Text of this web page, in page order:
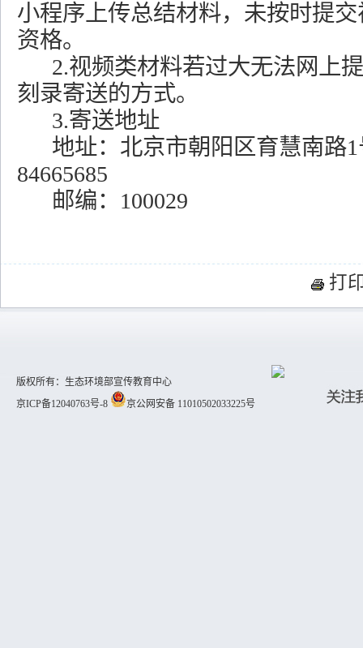
小程序上传总结材料，未按时提
资格。
2.视频类材料若过大无法网上
刻录寄送的方式。
3.寄送地址
地址：北京市朝阳区育慧南路
84665685
邮编： 100029
打
版权所有：生态环境部宣传教育中心
京ICP备12040763号-8
京公网安备 11010502033225号